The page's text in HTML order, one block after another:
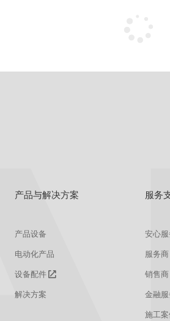
产品与解决方案
产品设备
电动化产品
设备配件
解决方案
服务
安心服
服务商
销售商
金融服
施工案